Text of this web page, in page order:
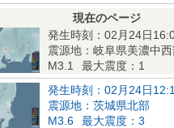
現在のページ
発生時刻：02月24日
震源地：岐阜県美濃中西
M3.1
最大震度：1
発生時刻：02月24日
震源地：茨城県北部
M3.6
最大震度：3